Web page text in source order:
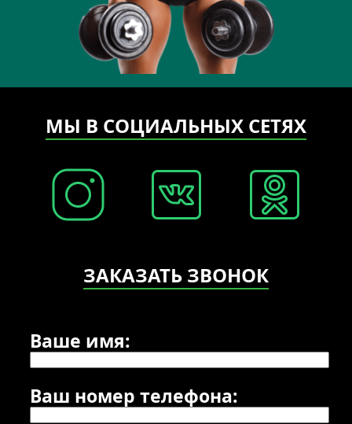
МЫ В СОЦИАЛЬНЫХ СЕТЯХ
ЗАКАЗАТЬ ЗВОНОК
Ваше имя:
Ваш номер телефона: